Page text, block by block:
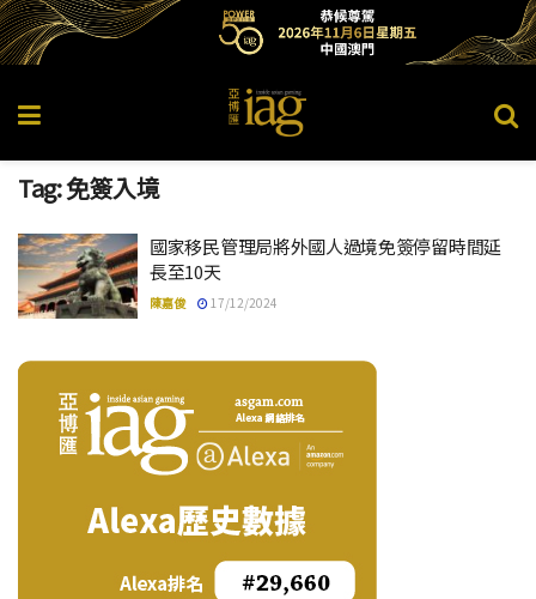
Tag:免簽入境
國家移民管理局將外國人過境免簽停留時間延
長至10天
陳嘉俊 17/12/2024